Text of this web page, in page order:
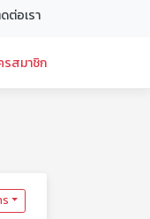
ต่อเรา
สมาชิก